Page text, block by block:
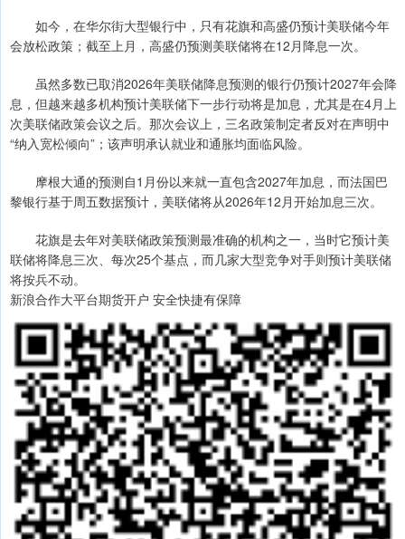
如今，在华尔街大型银行中，只有花旗和高盛仍预计美联储今年
会放松政策；截至上月，高盛仍预测美联储将在12月降息一次。
虽然多数已取消2026年美联储降息预测的银行仍预计2027年会降
息，但越来越多机构预计美联储下一步行动将是加息，尤其是在4月上
次美联储政策会议之后。那次会议上，三名政策制定者反对在声明中
“纳入宽松倾向”；该声明承认就业和通胀均面临风险。
摩根大通的预测自1月份以来就一直包含2027年加息，而法国巴
黎银行基于周五数据预计，美联储将从2026年12月开始加息三次。
花旗是去年对美联储政策预测最准确的机构之一，当时它预计美
联储将降息三次、每次25个基点，而几家大型竞争对手则预计美联储
将按兵不动。
新浪合作大平台期货开户 安全快捷有保障